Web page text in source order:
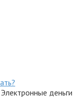
деньги